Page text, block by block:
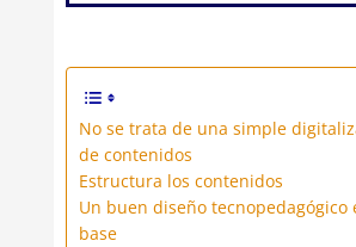
No se trata de una simple
de contenidos
Estructura los contenidos
Un buen diseño tecnopedagógico
base